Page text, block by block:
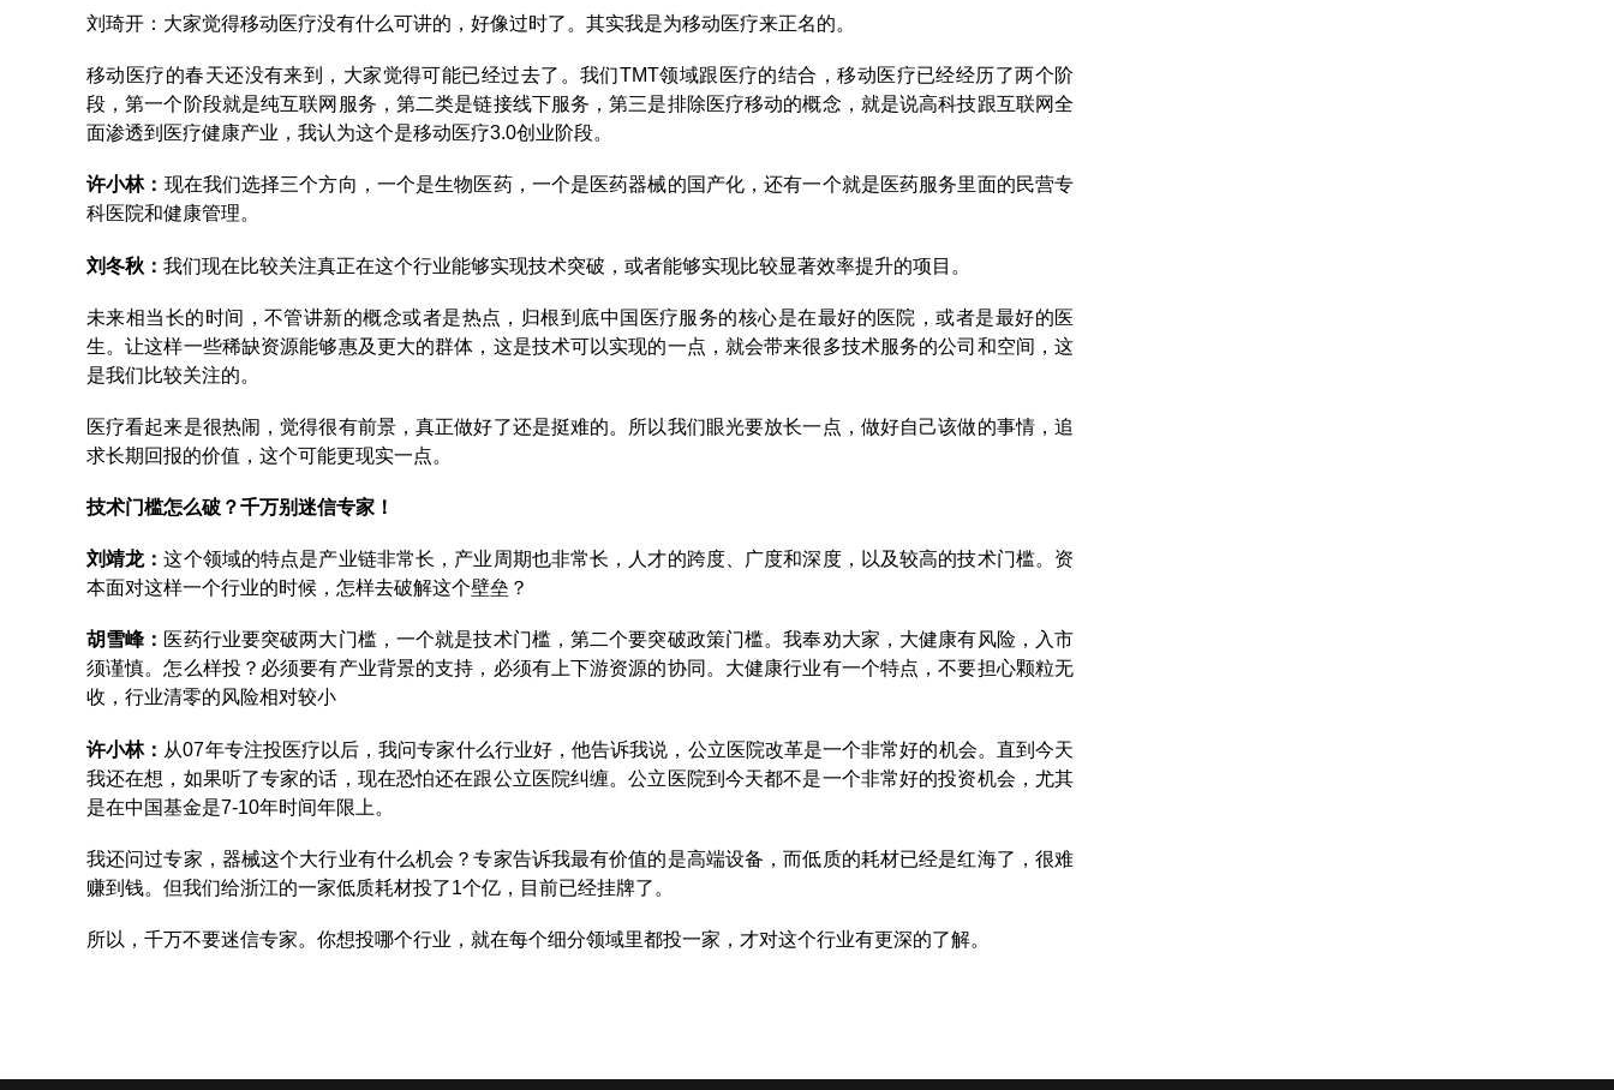
刘琦开：大家觉得移动医疗没有什么可讲的，好像过时了。其实我是为移动医疗来正名的。
移动医疗的春天还没有来到，大家觉得可能已经过去了。我们TMT领域跟医疗的结合，移动医疗已经经历了两个阶
段，第一个阶段就是纯互联网服务，第二类是链接线下服务，第三是排除医疗移动的概念，就是说高科技跟互联网全
面渗透到医疗健康产业，我认为这个是移动医疗3.0创业阶段。
许小林： 现在我们选择三个方向，一个是生物医药，一个是医药器械的国产化，还有一个就是医药服务里面的民营专
科医院和健康管理。
刘冬秋 ： 我们现在比较关注真正在这个行业能够实现技术突破，或者能够实现比较显著效率提升的项目。
未来相当长的时间，不管讲新的概念或者是热点，归根到底中国医疗服务的核心是在最好的医院，或者是最好的医
生。让这样一些稀缺资源能够惠及更大的群体，这是技术可以实现的一点，就会带来很多技术服务的公司和空间，这
是我们比较关注的。
医疗看起来是很热闹，觉得很有前景，真正做好了还是挺难的。所以我们眼光要放长一点，做好自己该做的事情，追
求长期回报的价值，这个可能更现实一点。
技术门槛怎么破？千万别迷信专家！
刘靖龙：这个领域的特点是产业链非常长，产业周期也非常长，人才的跨度、广度和深度，以及较高的技术门槛。资
本面对这样一个行业的时候，怎样去破解这个壁垒？
胡雪峰： 医药行业要突破两大门槛，一个就是技术门槛，第二个要突破政策门槛。我奉劝大家，大健康有风险，入市
须谨慎。怎么样投？必须要有产业背景的支持，必须有上下游资源的协同。大健康行业有一个特点，不要担心颗粒无
收，行业清零的风险相对较小
许小林： 从07年专注投医疗以后，我问专家什么行业好，他告诉我说，公立医院改革是一个非常好的机会。直到今天
我还在想，如果听了专家的话，现在恐怕还在跟公立医院纠缠。公立医院到今天都不是一个非常好的投资机会，尤其
是在中国基金是7-10年时间年限上。
我还问过专家，器械这个大行业有什么机会？专家告诉我最有价值的是高端设备，而低质的耗材已经是红海了，很难
赚到钱。但我们给浙江的一家低质耗材投了1个亿，目前已经挂牌了。
所以，千万不要迷信专家。你想投哪个行业，就在每个细分领域里都投一家，才对这个行业有更深的了解。